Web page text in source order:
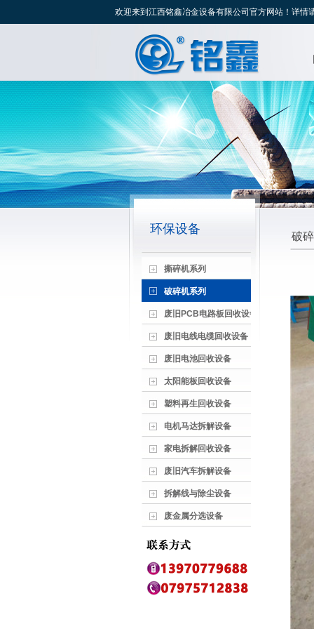
欢迎来到江西铭鑫冶金设备有限公司官方网站！详
环保设备
撕碎机系列
破碎机系列
废旧PCB电路板回收设备
废旧电线电缆回收设备
废旧电池回收设备
太阳能板回收设备
塑料再生回收设备
电机马达拆解设备
家电拆解回收设备
废旧汽车拆解设备
拆解线与除尘设备
废金属分选设备
破